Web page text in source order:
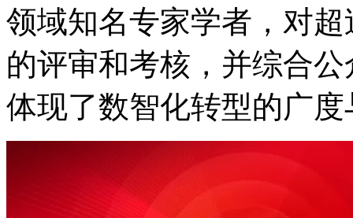
领域知名专家学者，
的评审和考核，并综合
体现了数智化转型的广